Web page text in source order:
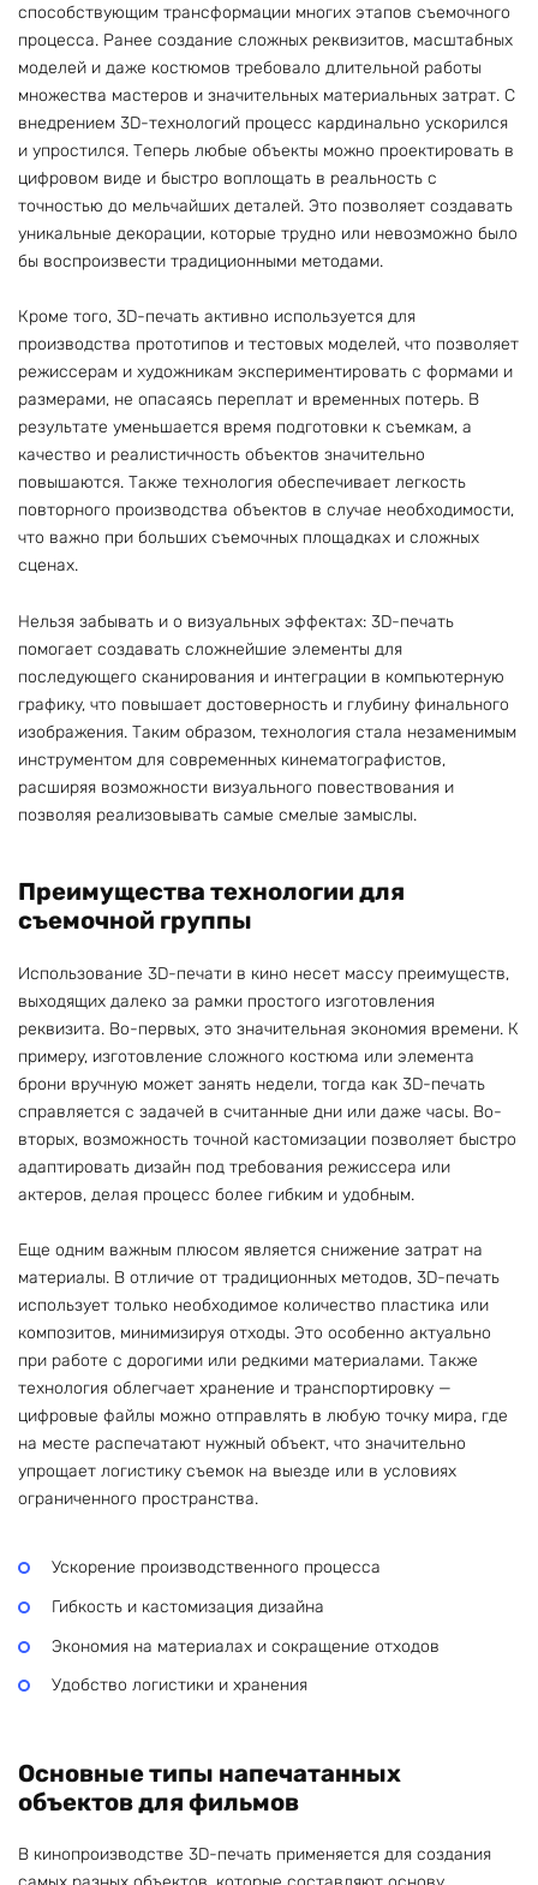
способствующим трансформации многих этапов съемочного
процесса. Ранее создание сложных реквизитов, масштабных
моделей и даже костюмов требовало длительной работы
множества мастеров и значительных материальных затрат. С
внедрением 3D-технологий процесс кардинально ускорился
и упростился. Теперь любые объекты можно проектировать в
цифровом виде и быстро воплощать в реальность с
точностью до мельчайших деталей. Это позволяет создавать
уникальные декорации, которые трудно или невозможно было
бы воспроизвести традиционными методами.
Кроме того, 3D-печать активно используется для
производства прототипов и тестовых моделей, что позволяет
режиссерам и художникам экспериментировать с формами и
размерами, не опасаясь переплат и временных потерь. В
результате уменьшается время подготовки к съемкам, а
качество и реалистичность объектов значительно
повышаются. Также технология обеспечивает легкость
повторного производства объектов в случае необходимости,
что важно при больших съемочных площадках и сложных
сценах.
Нельзя забывать и о визуальных эффектах: 3D-печать
помогает создавать сложнейшие элементы для
последующего сканирования и интеграции в компьютерную
графику, что повышает достоверность и глубину финального
изображения. Таким образом, технология стала незаменимым
инструментом для современных кинематографистов,
расширяя возможности визуального повествования и
позволяя реализовывать самые смелые замыслы.
Преимущества технологии для
съемочной группы
Использование 3D-печати в кино несет массу преимуществ,
выходящих далеко за рамки простого изготовления
реквизита. Во-первых, это значительная экономия времени. К
примеру, изготовление сложного костюма или элемента
брони вручную может занять недели, тогда как 3D-печать
справляется с задачей в считанные дни или даже часы. Во-
вторых, возможность точной кастомизации позволяет быстро
адаптировать дизайн под требования режиссера или
актеров, делая процесс более гибким и удобным.
Еще одним важным плюсом является снижение затрат на
материалы. В отличие от традиционных методов, 3D-печать
использует только необходимое количество пластика или
композитов, минимизируя отходы. Это особенно актуально
при работе с дорогими или редкими материалами. Также
технология облегчает хранение и транспортировку —
цифровые файлы можно отправлять в любую точку мира, где
на месте распечатают нужный объект, что значительно
упрощает логистику съемок на выезде или в условиях
ограниченного пространства.
Ускорение производственного процесса
Гибкость и кастомизация дизайна
Экономия на материалах и сокращение отходов
Удобство логистики и хранения
Основные типы напечатанных
объектов для фильмов
В кинопроизводстве 3D-печать применяется для создания